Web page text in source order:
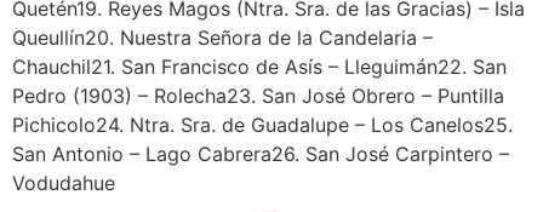
Quetén19. Reyes Magos (Ntra. Sra. de las Gracias) – Isla
Queullín20. Nuestra Señora de la Candelaria –
Chauchil21. San Francisco de Asís – Lleguimán22. San
Pedro (1903) – Rolecha23. San José Obrero – Puntilla
Pichicolo24. Ntra. Sra. de Guadalupe – Los Canelos25.
San Antonio – Lago Cabrera26. San José Carpintero –
Vodudahue